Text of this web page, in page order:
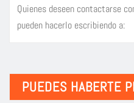
Quienes deseen contactarse
pueden hacerlo escribiendo a:
PUEDES HABERTE